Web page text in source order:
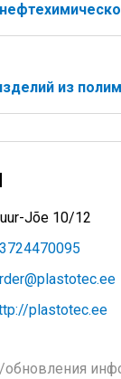
из
Jõe 10/12
plastotec.ee